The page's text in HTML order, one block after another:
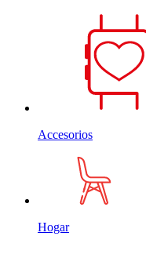
Accesorios
Hogar